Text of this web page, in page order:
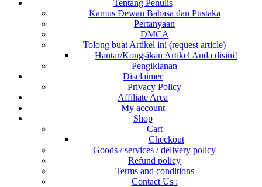
Tentang Penulis
Kamus Dewan Bahasa dan Pustaka
Pertanyaan
DMCA
Tolong buat Artikel ini (request article)
Hantar/Kongsikan Artikel Anda disini!
Pengiklanan
Disclaimer
Privacy Policy
Affiliate Area
My account
Shop
Cart
Checkout
Goods / services / delivery policy
Refund policy
Terms and conditions
Contact Us :